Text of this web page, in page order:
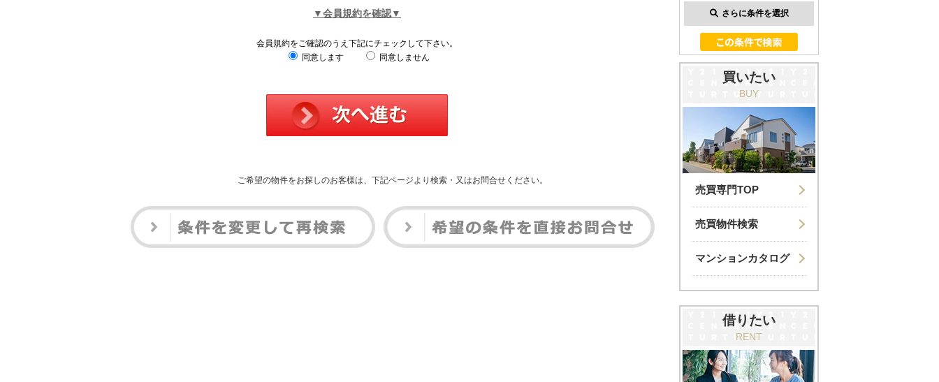
▼会員規約を確認▼
会員規約をご確認のうえ下記にチェックして下さい。
同意します
同意しません
ご希望の物件をお探しのお客様は、下記ページより検索・又はお問合せください。
さらに条件を選択
買いたい
BUY
売買専門TOP
売買物件検索
マンションカタログ
借りたい
RENT